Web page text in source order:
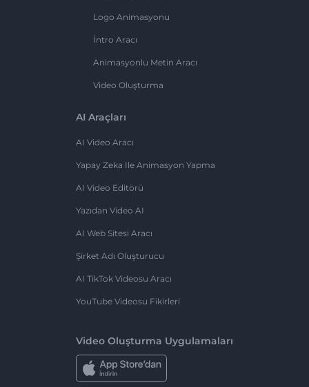
Logo Animasyonu
İntro Aracı
Animasyonlu Metin Aracı
Video Oluşturma
AI Araçları
AI Video Aracı
Yapay Zeka Ile Animasyon Yapma
AI Video Editörü
Yazıdan Video AI
AI Web Sitesi Aracı
Şirket Adı Oluşturucu
AI TikTok Videosu Aracı
YouTube Videosu Fikirleri
Video Oluşturma Uygulamaları